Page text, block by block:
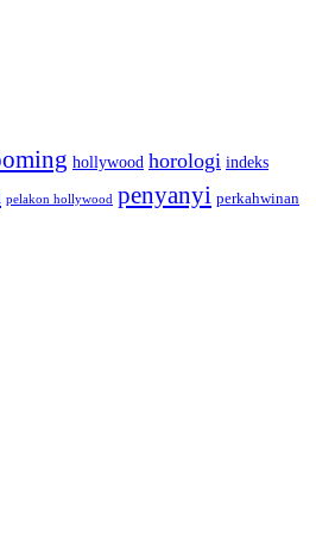
hollywood horologi indeks
pelakon hollywood penyanyi perkahwinan